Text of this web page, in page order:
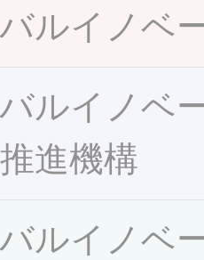
ルイノベ
ルイノベ
進機構
ルイノベ